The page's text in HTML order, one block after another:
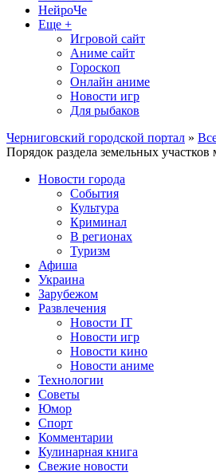
НейроЧе
Еще +
Игровой сайт
Аниме сайт
Гороскоп
Онлайн аниме
Новости игр
Для рыбаков
Черниговский городской портал »
Порядок раздела земельных
Новости города
События
Культура
Криминал
В регионах
Туризм
Афиша
Украина
Зарубежом
Развлечения
Новости IT
Новости игр
Новости кино
Новости аниме
Технологии
Советы
Юмор
Спорт
Комментарии
Кулинарная книга
Свежие новости